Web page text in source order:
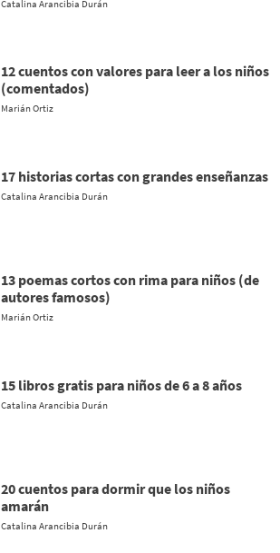
Catalina Arancibia Durán
12 cuentos con valores para leer a los niños
(comentados)
Marián Ortiz
17 historias cortas con grandes enseñanzas
Catalina Arancibia Durán
13 poemas cortos con rima para niños (de
autores famosos)
Marián Ortiz
15 libros gratis para niños de 6 a 8 años
Catalina Arancibia Durán
20 cuentos para dormir que los niños
amarán
Catalina Arancibia Durán